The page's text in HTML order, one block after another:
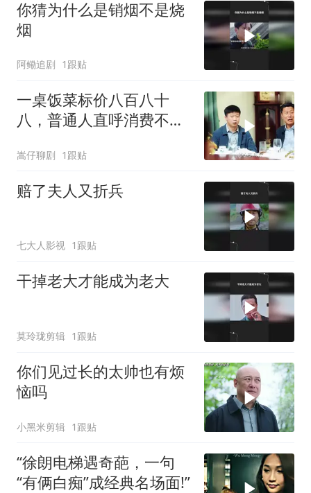
你猜为什么是销烟不是烧
烟
阿鳓追剧 1跟贴
一桌饭菜标价八百八十
八，普通人直呼消费不
嵩仔聊剧 1跟贴
赔了夫人又折兵
七大人影视 1跟贴
干掉老大才能成为老大
莫玲珑剪辑 1跟贴
你们见过长的太帅也有烦
恼吗
小黑米剪辑 1跟贴
“徐朗电梯遇奇葩，一句
“有俩白痴”成经典名场面!”